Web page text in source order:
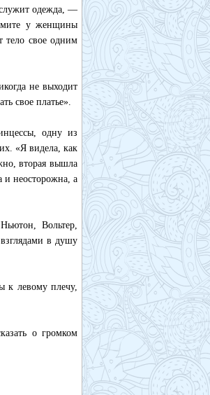
одежда, —
у женщины
тело свое одним
не выходит
свое платье».
одну из
«Я видела, как
вторая вышла
и неосторожна, а
Вольтер,
в душу
к левому плечу,
о громком